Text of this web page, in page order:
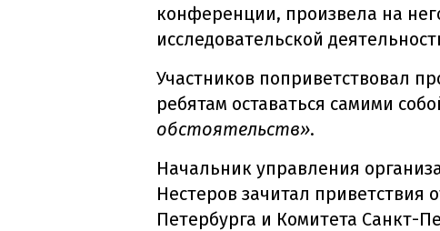
конференции, произвела на
исследовательской
Участников поприветствовал
ребятам оставаться самими
обстоятельств».
Начальник управления
Нестеров зачитал
Петербурга и Комитета Санкт-